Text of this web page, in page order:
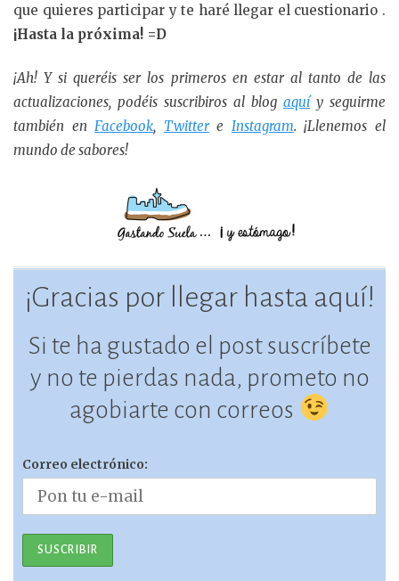
que quieres participar y te haré llegar el cuestionario .
¡Hasta la próxima! =D
¡Ah! Y si queréis ser los primeros en estar al tanto de las
actualizaciones, podéis suscribiros al blog aquíy seguirme
también enFacebook, Twittere Instagram. ¡Llenemos el
mundo de sabores!
¡Gracias por llegar hasta aquí!
Si te ha gustado el post suscríbete
y no te pierdas nada, prometo no
agobiarte con correos
Correo electrónico: